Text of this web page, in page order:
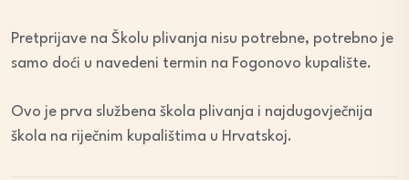
Pretprijave na Školu plivanja nisu potrebne, potrebno je
samo doći u navedeni termin na Fogonovo kupalište.
Ovo je prva službena škola plivanja i najdugovječnija
škola na riječnim kupalištima u Hrvatskoj.